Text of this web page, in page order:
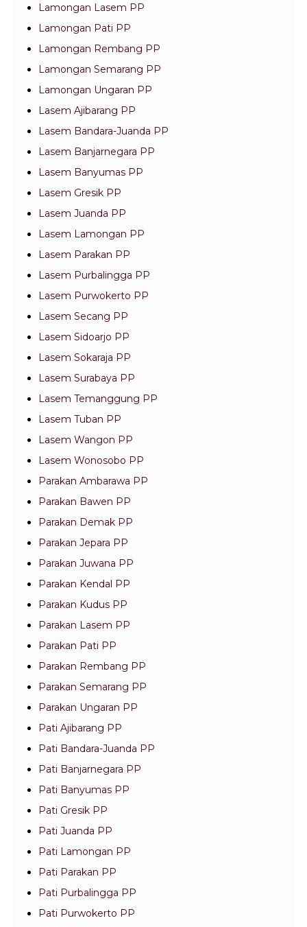
Lamongan Lasem PP
Lamongan Pati PP
Lamongan Rembang PP
Lamongan Semarang PP
Lamongan Ungaran PP
Lasem Ajibarang PP
Lasem Bandara-Juanda PP
Lasem Banjarnegara PP
Lasem Banyumas PP
Lasem Gresik PP
Lasem Juanda PP
Lasem Lamongan PP
Lasem Parakan PP
Lasem Purbalingga PP
Lasem Purwokerto PP
Lasem Secang PP
Lasem Sidoarjo PP
Lasem Sokaraja PP
Lasem Surabaya PP
Lasem Temanggung PP
Lasem Tuban PP
Lasem Wangon PP
Lasem Wonosobo PP
Parakan Ambarawa PP
Parakan Bawen PP
Parakan Demak PP
Parakan Jepara PP
Parakan Juwana PP
Parakan Kendal PP
Parakan Kudus PP
Parakan Lasem PP
Parakan Pati PP
Parakan Rembang PP
Parakan Semarang PP
Parakan Ungaran PP
Pati Ajibarang PP
Pati Bandara-Juanda PP
Pati Banjarnegara PP
Pati Banyumas PP
Pati Gresik PP
Pati Juanda PP
Pati Lamongan PP
Pati Parakan PP
Pati Purbalingga PP
Pati Purwokerto PP